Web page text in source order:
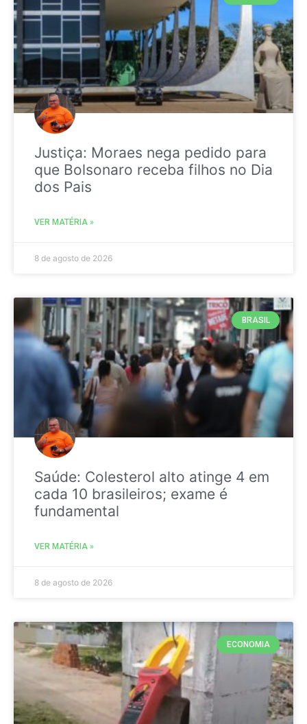
Justiça: Moraes nega pedido para
que Bolsonaro receba filhos no Dia
dos Pais
VER MATÉRIA »
8 de agosto de 2026
BRASIL
Saúde: Colesterol alto atinge 4 em
cada 10 brasileiros; exame é
fundamental
VER MATÉRIA »
8 de agosto de 2026
ECONOMIA